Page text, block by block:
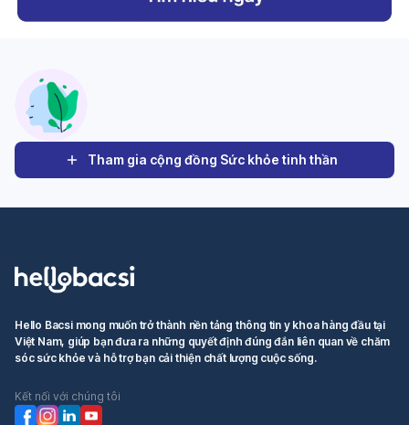
Tham gia cộng đồng Sức khỏe tinh thần
Hello Bacsi mong muốn trở thành nền tảng thông tin y khoa hàng đầu tại
Việt Nam, giúp bạn đưa ra những quyết định đúng đắn liên quan về chăm
sóc sức khỏe và hỗ trợ bạn cải thiện chất lượng cuộc sống.
Kết nối với chúng tôi